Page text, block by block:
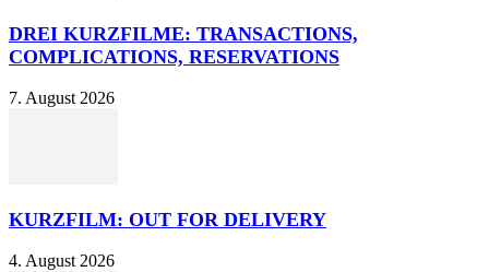
DREI KURZFILME: TRANSACTIONS,
COMPLICATIONS, RESERVATIONS
7. August 2026
KURZFILM: OUT FOR DELIVERY
4. August 2026